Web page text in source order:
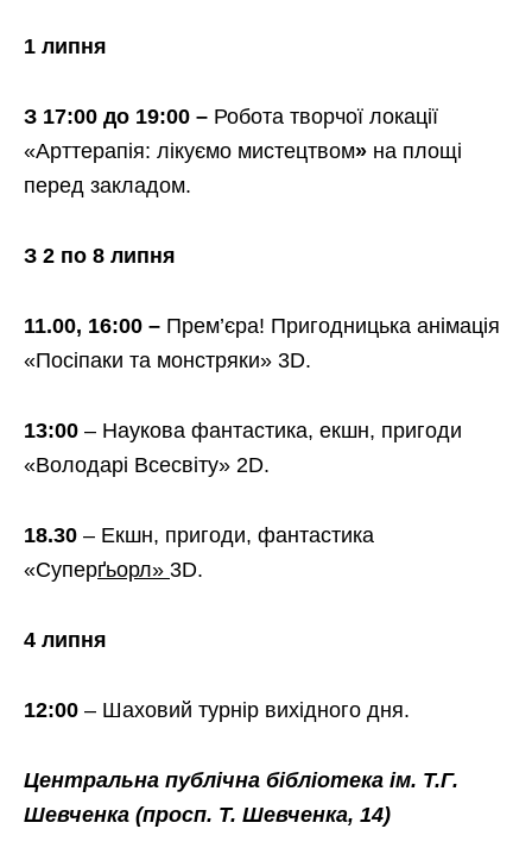
1 липня
З 17:00 до 19:00 – Робота творчої локації
«Арттерапія: лікуємо мистецтвом» на площі
перед закладом.
З 2 по 8 липня
11.00, 16:00 – Прем’єра! Пригодницька анімація
«Посіпаки та монстряки» 3D.
13:00 – Наукова фантастика, екшн, пригоди
«Володарі Всесвіту» 2D.
18.30 – Екшн, пригоди, фантастика
«Суперґьорл» 3D.
4 липня
12:00 – Шаховий турнір вихідного дня.
Центральна публічна бібліотека ім. Т.Г.
Шевченка (просп. Т. Шевченка, 14)